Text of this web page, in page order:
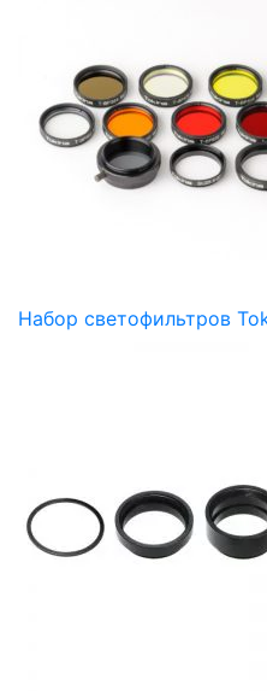
Набор светофильтров